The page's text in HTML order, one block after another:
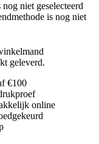
niet geselecteerd
is nog niet
geleverd.
€100
online